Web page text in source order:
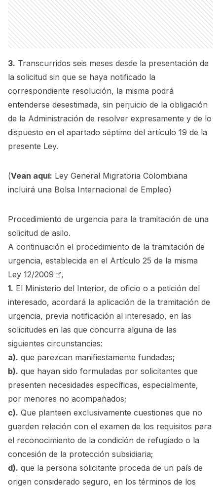
3. Transcurridos seis meses desde la presentación de
la solicitud sin que se haya notificado la
correspondiente resolución, la misma podrá
entenderse desestimada, sin perjuicio de la obligación
de la Administración de resolver expresamente y de lo
dispuesto en el apartado séptimo del artículo 19 de la
presente Ley.
(Vean aquí: Ley General Migratoria Colombiana
incluirá una Bolsa Internacional de Empleo)
Procedimiento de urgencia para la tramitación de una
solicitud de asilo.
A continuación el procedimiento de la tramitación de
urgencia, establecida en el Artículo 25 de la misma
Ley 12/2009
,
1. El Ministerio del Interior, de oficio o a petición del
interesado, acordará la aplicación de la tramitación de
urgencia, previa notificación al interesado, en las
solicitudes en las que concurra alguna de las
siguientes circunstancias:
a). que parezcan manifiestamente fundadas;
b). que hayan sido formuladas por solicitantes que
presenten necesidades específicas, especialmente,
por menores no acompañados;
c). Que planteen exclusivamente cuestiones que no
guarden relación con el examen de los requisitos para
el reconocimiento de la condición de refugiado o la
concesión de la protección subsidiaria;
d). que la persona solicitante proceda de un país de
origen considerado seguro, en los términos de los